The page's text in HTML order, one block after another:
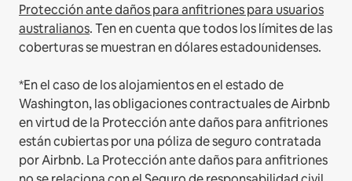
Protección ante daños para anfitriones para usuarios
australianos. Ten en cuenta que todos los límites de las
coberturas se muestran en dólares estadounidenses.
*En el caso de los alojamientos en el estado de
Washington, las obligaciones contractuales de Airbnb
en virtud de la Protección ante daños para anfitriones
están cubiertas por una póliza de seguro contratada
por Airbnb. La Protección ante daños para anfitriones